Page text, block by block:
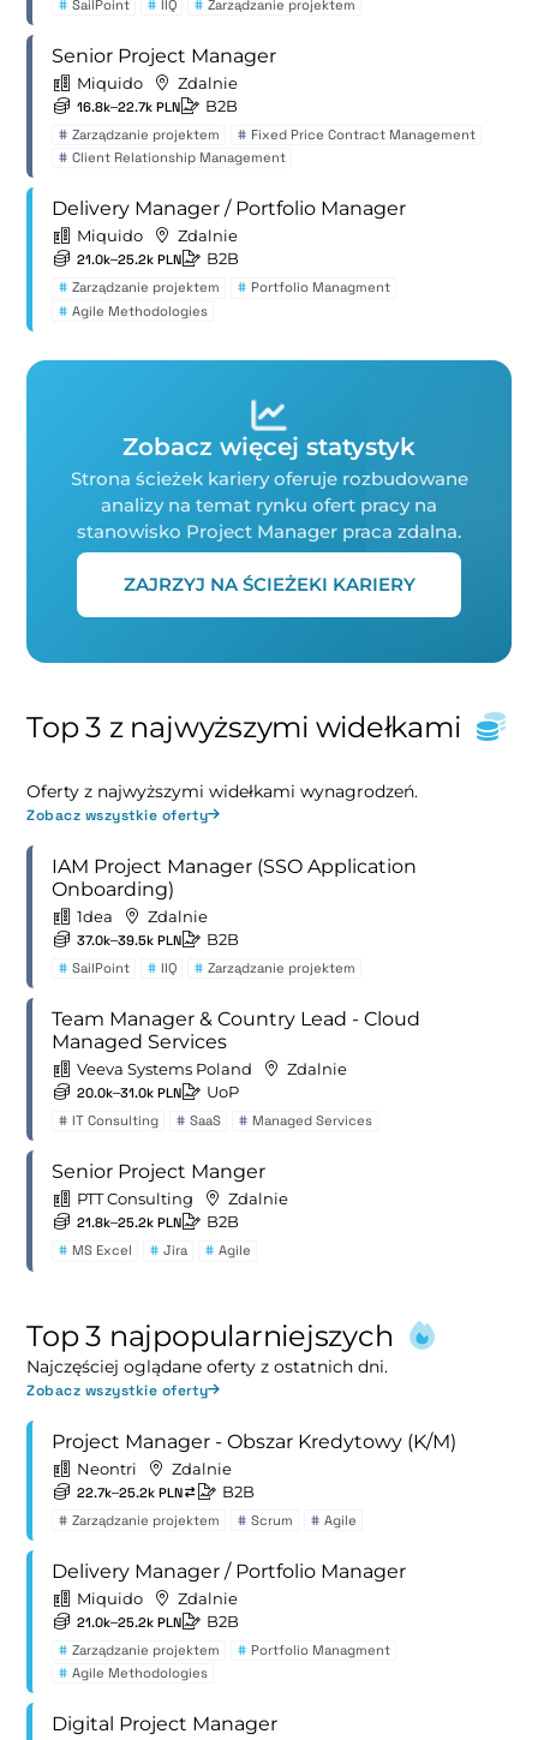
# SailPoint # IIQ # Zarządzanie projektem
Senior Project Manager
Miquido Zdalnie
16.8k–22.7k PLN B2B
# Zarządzanie projektem # Fixed Price Contract Management
# Client Relationship Management
Delivery Manager / Portfolio Manager
Miquido Zdalnie
21.0k–25.2k PLN B2B
# Zarządzanie projektem # Portfolio Managment
# Agile Methodologies
Zobacz więcej statystyk
Strona ścieżek kariery oferuje rozbudowane
analizy na temat rynku ofert pracy na
stanowisko Project Manager praca zdalna.
ZAJRZYJ NA ŚCIEŻEKI KARIERY
Top 3 z najwyższymi widełkami
Oferty z najwyższymi widełkami wynagrodzeń.
Zobacz wszystkie oferty
IAM Project Manager (SSO Application
Onboarding)
1dea Zdalnie
37.0k–39.5k PLN B2B
# SailPoint # IIQ # Zarządzanie projektem
Team Manager & Country Lead - Cloud
Managed Services
Veeva Systems Poland Zdalnie
20.0k–31.0k PLN UoP
# IT Consulting # SaaS # Managed Services
Senior Project Manger
PTT Consulting Zdalnie
21.8k–25.2k PLN B2B
# MS Excel # Jira # Agile
Top 3 najpopularniejszych
Najczęściej oglądane oferty z ostatnich dni.
Zobacz wszystkie oferty
Project Manager - Obszar Kredytowy (K/M)
Neontri Zdalnie
22.7k–25.2k PLN B2B
# Zarządzanie projektem # Scrum # Agile
Delivery Manager / Portfolio Manager
Miquido Zdalnie
21.0k–25.2k PLN B2B
# Zarządzanie projektem # Portfolio Managment
# Agile Methodologies
Digital Project Manager